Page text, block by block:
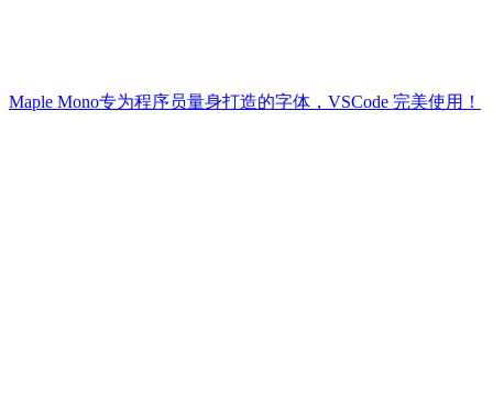
Maple Mono专为程序员量身打造的字体，VSCode 完美使用！